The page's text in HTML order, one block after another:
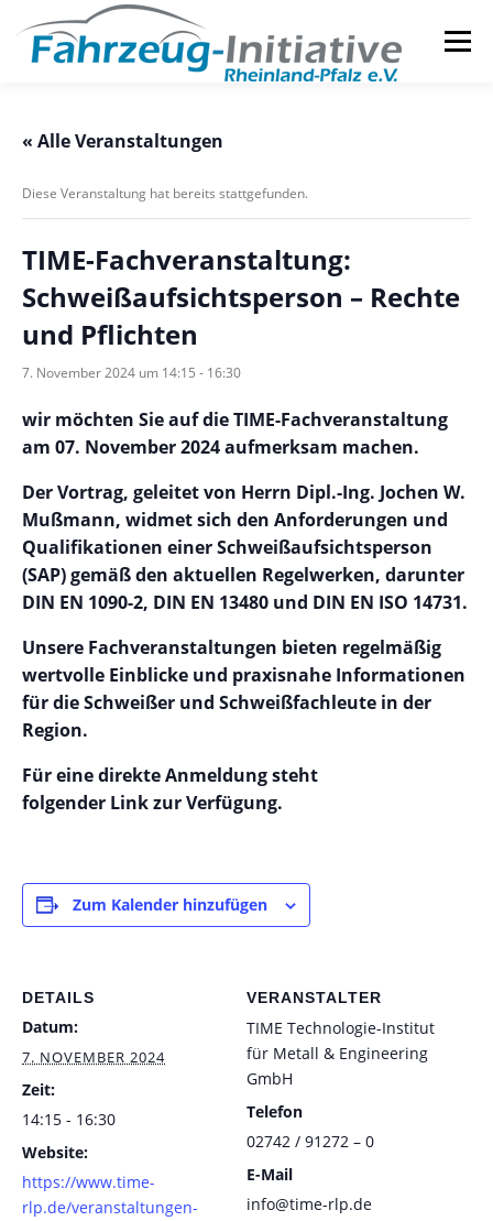
Inhalt
springen
Menü
« Alle Veranstaltungen
Diese Veranstaltung hat bereits stattgefunden.
TIME-Fachveranstaltung:
Schweißaufsichtsperson – Rechte
und Pflichten
7. November 2024 um 14:15 - 16:30
wir möchten Sie auf die TIME-Fachveranstaltung
am 07. November 2024 aufmerksam machen.
Der Vortrag, geleitet von Herrn Dipl.-Ing. Jochen W.
Mußmann, widmet sich den Anforderungen und
Qualifikationen einer Schweißaufsichtsperson
(SAP) gemäß den aktuellen Regelwerken, darunter
DIN EN 1090-2, DIN EN 13480 und DIN EN ISO 14731.
Unsere Fachveranstaltungen bieten regelmäßig
wertvolle Einblicke und praxisnahe Informationen
für die Schweißer und Schweißfachleute in der
Region.
Für eine direkte Anmeldung steht
folgender Linkzur Verfügung.
Zum Kalender hinzufügen
DETAILS
Datum:
7. NOVEMBER 2024
Zeit:
14:15 - 16:30
Website:
https://www.time-
rlp.de/veranstaltungen-
VERANSTALTER
TIME Technologie-Institut
für Metall & Engineering
GmbH
Telefon
02742 / 91272 – 0
E-Mail
info@time-rlp.de